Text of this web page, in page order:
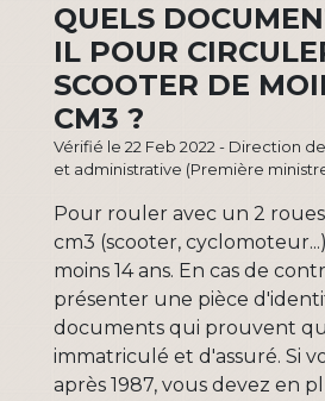
QUELS
IL POUR
SCOOTER DE
CM3 ?
Vérifié le 22 Feb 2022 - Direction
et administrative (Première
Pour rouler avec un 2
cm3 (scooter,
moins 14 ans. En cas de
présenter une pièce
documents qui prouvent
immatriculé et d'assuré. Si
après 1987, vous devez en